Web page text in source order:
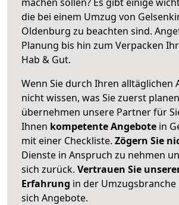
die bei einem Umzug von
Oldenburg zu beachten sind.
Planung bis hin zum Verpacken
Hab & Gut.
Wenn Sie durch Ihren alltäglichen
nicht wissen, was Sie zuerst
übernehmen unsere Partner für
Ihnen kompetente Angebote in
mit einer Checkliste. Zögern Sie
Dienste in Anspruch zu nehmen
sich zurück. Vertrauen Sie
Erfahrung in der Umzugsbranche
sich Angebote.